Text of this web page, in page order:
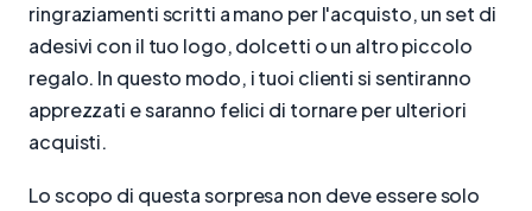
ringraziamenti scritti a mano per l'acquisto, un set di
adesivi con il tuo logo, dolcetti o un altro piccolo
regalo. In questo modo, i tuoi clienti si sentiranno
apprezzati e saranno felici di tornare per ulteriori
acquisti.
Lo scopo di questa sorpresa non deve essere solo